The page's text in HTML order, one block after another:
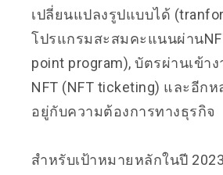
เปลี่ยนแปลงรูปแบบได้
โปรแกรมสะสมคะแนนผ่าน
point program), บัตรผ่านเข้า
NFT (NFT ticketing) และอีก
อยู่กับความต้องการทางธุรกิจ
สำหรับเป้าหมายหลักในปี